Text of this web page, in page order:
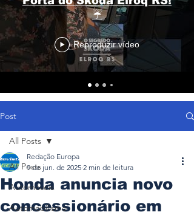
☔
Reproduzir vídeo
Post
All Posts
Automóveis
Automobilismo
All Posts
Honda anuncia novo
concessionário em
Redação Europa
9 de jun. de 2025 2 min de leitura